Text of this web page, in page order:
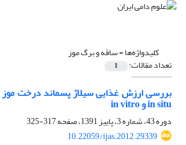
کلیدواژه‌ها =ساقه و برگ موز
تعداد مقالات: 1
بررسی ارزش غذایی سیلاژ پسماند درخت موز
in situ و in vitro
دوره 43، شماره 3، پاییز 1391، صفحه
317-325
10.22059/ijas.2012.29339